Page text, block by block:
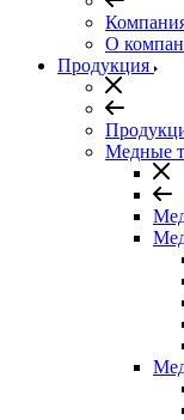
О
Продукция
Медные